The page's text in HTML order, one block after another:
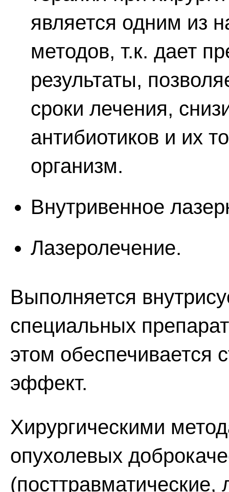
является одним из
методов, т.к. дает
результаты,
сроки лечения,
антибиотиков и их
организм.
Внутривенное
Лазеролечение.
Выполняется
специальных
этом обеспечивается
эффект.
Хирургическими
опухолевых